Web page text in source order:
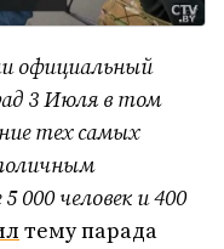
официальный
3 Июля в том
тех самых
000 человек и 400
тему парада